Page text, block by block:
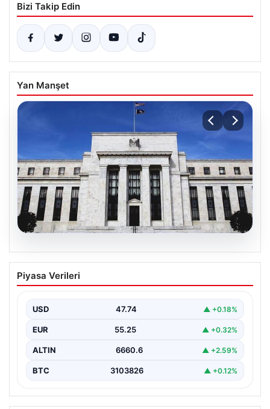
Bizi Takip Edin
Yan Manşet
08.08.2026
Fed faizi sabit tuttu
{"title": "ABD Merkez Bankası Fed Faiz Oranını Sabit
Piyasa Verileri
USD 47.74 ▲ +0.18%
EUR 55.25 ▲ +0.32%
ALTIN 6660.6 ▲ +2.59%
BTC 3103826 ▲ +0.12%